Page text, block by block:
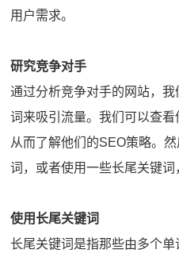
用户需求。
研究竞争对手
通过分析竞争对手的网站，
词来吸引流量。我们可以查看
从而了解他们的SEO策略。
词，或者使用一些长尾关键词
使用长尾关键词
长尾关键词是指那些由多个